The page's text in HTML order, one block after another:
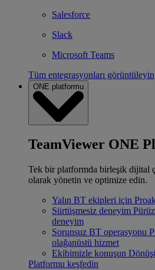
Salesforce
Slack
Microsoft Teams
Tüm entegrasyonları görüntüleyin
ONE platformu
TeamViewer ONE
Tek bir platformda birleşik dijital
olarak yönetin ve optimize edin.
Yalın BT ekipleri için
Sürtüşmesiz deneyim
deneyim
Sorunsuz BT operasyonu
olağanüstü hizmet
Ekibimizle konuşun
Platformu keşfedin